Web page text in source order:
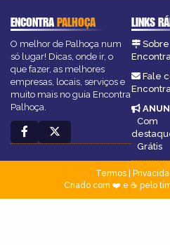
ENCONTRAPALHOÇA
O melhor de Palhoça num
só lugar! Dicas, onde ir, o
que fazer, as melhores
empresas, locais, serviços e
muito mais no guia Encontra
Palhoça.
LINKS
Sobre
Fale
Com
Grátis
Termos|
Criado com ❤️ e ☕ pelo